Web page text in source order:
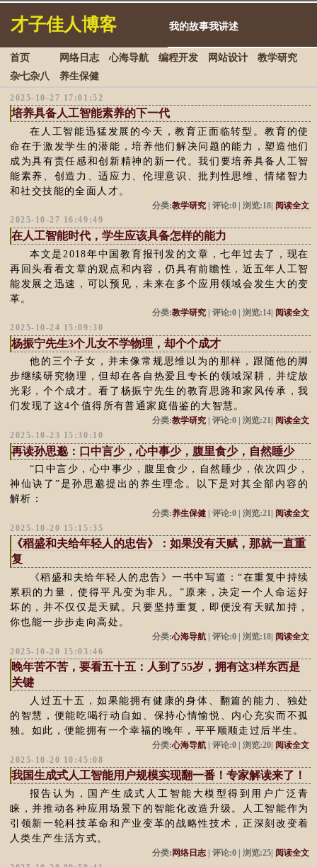
才子佳人博客 我的故事我讲述
首页 网络日志 心海导航 编程开发 网站设计
教学研究
杂七杂八
养生保健
2025-10-27 17:01:52
培养具备人工智能素养的下一代
在人工智能迅猛发展的今天，教育正面临转型。教育的使
命在于激发学生的潜能，培养他们解决问题的能力，塑造他们
成为具有责任感和创新精神的新一代。我们要培养具备人工智
能素养、创造力、适应力、伦理意识、批判性思维、情绪智力
和社交技能的全面人才。
分类:教学研究| 评论:0 | 浏览:18| 阅读全文
2025-10-27 16:49:49
在人工智能时代，学生应该具备怎样的能力
本文是2018年中国教育报刊发的文章，七年过去了，现在
再回头看看文章的观点和内容，仍具有前瞻性，近五年人工智
能发展之迅速，可以预见，未来在多个应用领域会发生大的变
革。
分类:教学研究| 评论:0 | 浏览:14| 阅读全文
2025-10-24 15:09:30
杨振宁先生3个儿女不学物理，却个个成才
他的三个子女，并未像常规思维以为的那样，跟随他的脚
步继续研究物理，但却在各自热爱且专长的领域深耕，并绽放
光彩，个个成才。看了杨振宁先生的教育思路和家风传承，我
们发现了这4个值得所有普通家庭借鉴的大智慧。
分类:教学研究| 评论:0 | 浏览:21| 阅读全文
2025-10-23 15:30:10
再读孙思邈：口中言少，心中事少，腹里食少，自然睡少
“口中言少，心中事少，腹里食少，自然睡少，依次四少，
神仙诀了”是孙思邈提出的养生理念。以下是对其全部内容的
解析：
分类:养生保健| 评论:0 | 浏览:21| 阅读全文
2025-10-20 15:15:35
《稻盛和夫给年轻人的忠告》：如果没有天赋，那就一直重
复
《稻盛和夫给年轻人的忠告》一书中写道：“在重复中持续
累积的力量，使得平凡变为非凡。”原来，决定一个人命运好
坏的，并不仅仅是天赋。只要坚持重复，即便没有天赋加持，
你也能一步步走向高处。
分类:心海导航| 评论:0 | 浏览:18| 阅读全文
2025-10-20 15:03:46
晚年苦不苦，要看五十五：人到了55岁，拥有这3样东西是
关键
人过五十五，如果能拥有健康的身体、翻篇的能力、独处
的智慧，便能吃喝行动自如、保持心情愉悦、内心充实而不孤
独。如此，便能拥有一个幸福的晚年，平平顺顺走过后半生。
分类:心海导航| 评论:0 | 浏览:20| 阅读全文
2025-10-20 10:45:08
我国生成式人工智能用户规模实现翻一番！专家解读来了！
报告认为，国产生成式人工智能大模型得到用户广泛青
睐，并推动各种应用场景下的智能化改造升级。人工智能作为
引领新一轮科技革命和产业变革的战略性技术，正深刻改变着
人类生产生活方式。
分类: 网络日志| 评论:0 | 浏览:25| 阅读全文